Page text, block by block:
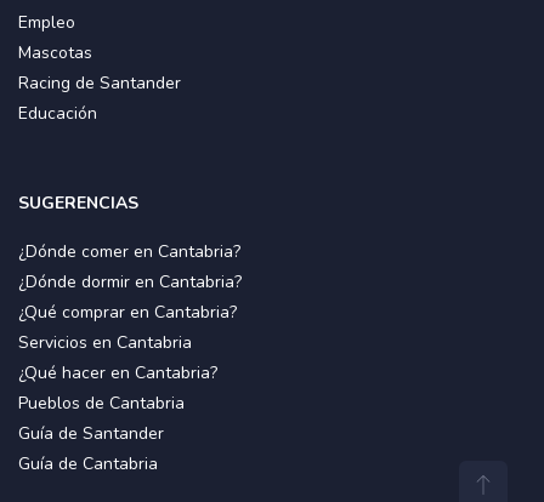
Empleo
Mascotas
Racing de Santander
Educación
SUGERENCIAS
¿Dónde comer en Cantabria?
¿Dónde dormir en Cantabria?
¿Qué comprar en Cantabria?
Servicios en Cantabria
¿Qué hacer en Cantabria?
Pueblos de Cantabria
Guía de Santander
Guía de Cantabria